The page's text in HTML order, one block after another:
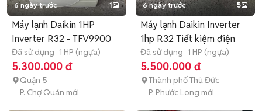
6 ngày trước 1
Máy lạnh Daikin 1HP
Inverter R32 - TFV9900
Đã sử dụng 1 HP (ngựa)
5.300.000 đ
Quận 5
P. Chợ Quán mới
6 ngày trước 5
Máy lạnh Daikin Inverter
1hp R32 Tiết kiệm điện
Đã sử dụng 1 HP (ngựa)
5.500.000 đ
Thành phố Thủ Đức
P. Phước Long mới